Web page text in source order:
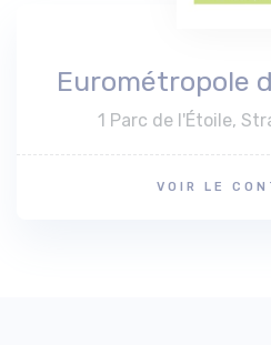
Eurométropole
1 Parc de l'Étoile,
VOIR LE